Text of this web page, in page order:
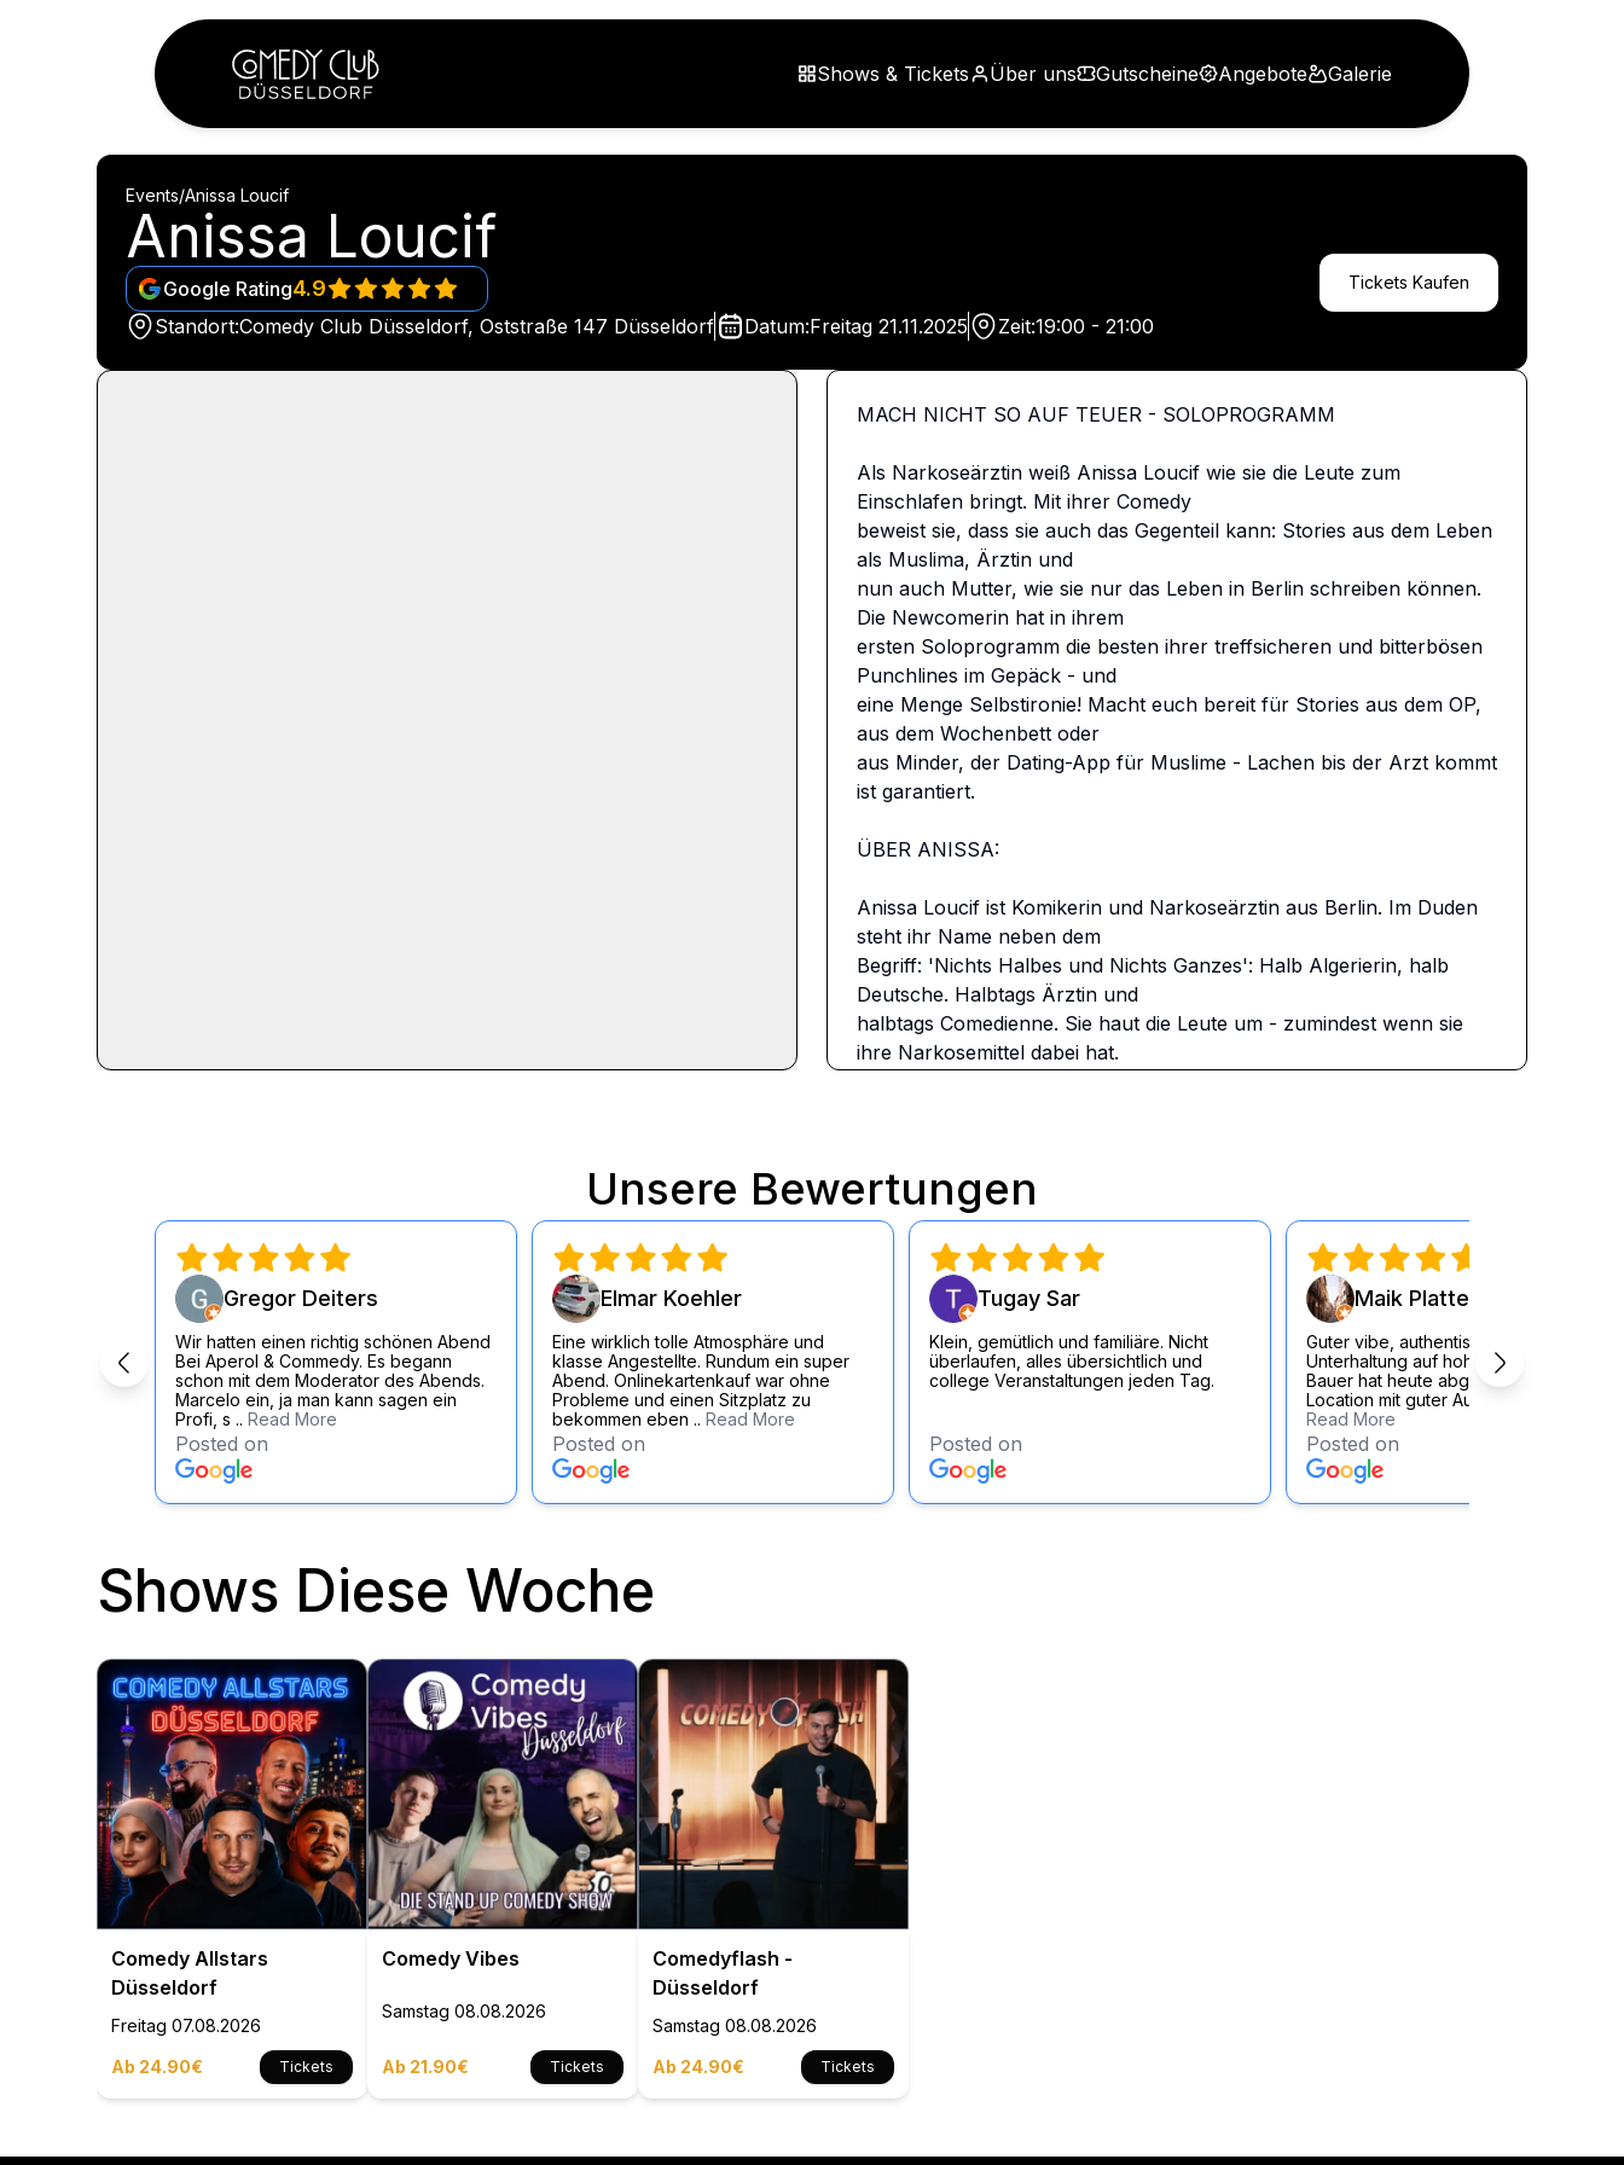
Shows & Tickets Über uns Gutscheine Angebote Galerie
Events/Anissa Loucif
Anissa Loucif
Google Rating4.9 Tickets Kaufen
Standort:Comedy Club Düsseldorf, Oststraße 147 Düsseldorf Datum:Freitag 21.11.2025 Zeit:19:00 - 21:00
MACH NICHT SO AUF TEUER - SOLOPROGRAMM
Als Narkoseärztin weiß Anissa Loucif wie sie die Leute zum
Einschlafen bringt. Mit ihrer Comedy
beweist sie, dass sie auch das Gegenteil kann: Stories aus dem Leben
als Muslima, Ärztin und
nun auch Mutter, wie sie nur das Leben in Berlin schreiben können.
Die Newcomerin hat in ihrem
ersten Soloprogramm die besten ihrer treffsicheren und bitterbösen
Punchlines im Gepäck - und
eine Menge Selbstironie! Macht euch bereit für Stories aus dem OP,
aus dem Wochenbett oder
aus Minder, der Dating-App für Muslime - Lachen bis der Arzt kommt
ist garantiert.
ÜBER ANISSA:
Anissa Loucif ist Komikerin und Narkoseärztin aus Berlin. Im Duden
steht ihr Name neben dem
Begriff: 'Nichts Halbes und Nichts Ganzes': Halb Algerierin, halb
Deutsche. Halbtags Ärztin und
halbtags Comedienne. Sie haut die Leute um - zumindest wenn sie
ihre Narkosemittel dabei hat.
Mutter, wie sie nur das
Leben in Berlin schreiben können.
Sie ist aufgewachsen mit muslimischen Eltern und christlichen
Großeltern zwischen Zuckerfest,
Weihnachten und FKK. Zum Haareraufen? Nicht bei ihr. Denn mit
ihrem Kopftuch und einer
großen Portion Humor kann sie diesem Chaos trotzen. Ab Herbst
2025 ist Anissa Loucif mit
ihrem ersten Soloprogramm MACH NICHT SO AUF TEUER in
Österreich auf Tour.
Stand Up Specials der Carolin
Kebekus Show in der ARD. Im Januar 2025 erschien hierzu ein
großes Interview im Stern. Neben
regelmäßigen Auftritten im Downstairs Comedy Club, bei NightWash,
Falsch, aber lustig oder
im LUCKY PUNCH Club wird Anissa ab Herbst 2025 mit ihrem ersten
Soloprogramm MACH
NICHT SO AUF TEUER auf Tour gehen.
Unsere Bewertungen
Gregor Deiters
Wir hatten einen richtig schönen Abend
Bei Aperol & Commedy. Es begann
schon mit dem Moderator des Abends.
Marcelo ein, ja man kann sagen ein
Profi, s .. Read More
Posted on
Elmar Koehler
Eine wirklich tolle Atmosphäre und
klasse Angestellte. Rundum ein super
Abend. Onlinekartenkauf war ohne
Probleme und einen Sitzplatz zu
bekommen eben .. Read More
Posted on
Tugay Sar
Klein, gemütlich und familiäre. Nicht
überlaufen, alles übersichtlich und
college Veranstaltungen jeden Tag.
Posted on
Maik Platte
Guter vibe, authentischer Rahmen -
Unterhaltung auf hohem Niveau. Tony
Bauer hat heute abgerissen auf locker.
Location mit guter Audio & Lichttechnik ..
Read More
Posted on
Shows Diese Woche
Comedy Allstars
Düsseldorf
Freitag 07.08.2026
Ab 24.90€
Tickets
Comedy Vibes
Samstag 08.08.2026
Ab 21.90€ Tickets
Comedyflash -
Düsseldorf
Samstag 08.08.2026
Ab 24.90€
Tickets